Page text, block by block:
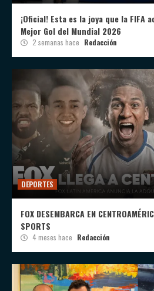
¡Oficial! Esta es la joya que la FIFA
Mejor Gol del Mundial 2026
2 semanas hace Redacción
DEPORTES
FOX DESEMBARCA EN
SPORTS
4 meses hace Redacción